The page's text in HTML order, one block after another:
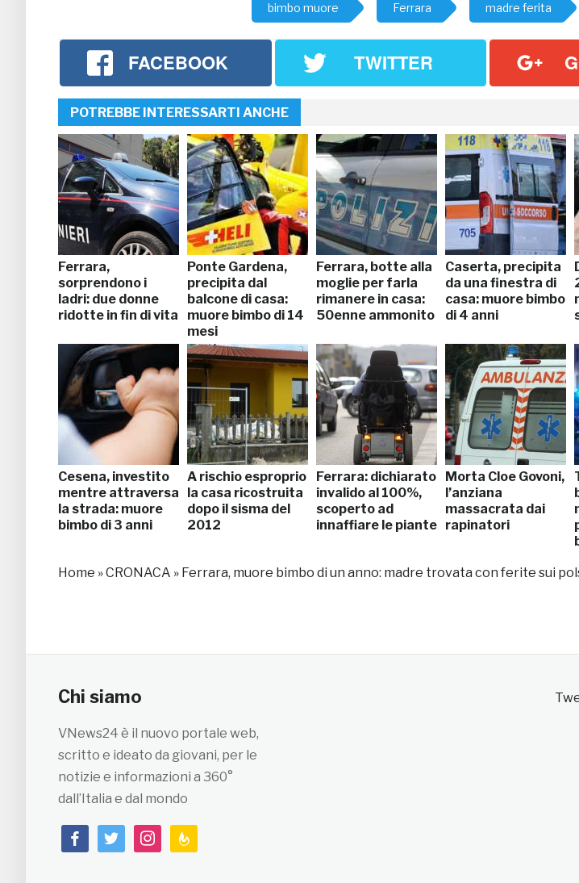
bimbo muore Ferrara madre ferita
FACEBOOK TWITTER
POTREBBE INTERESSARTI ANCHE
Ferrara,
sorprendono i
ladri: due donne
ridotte in fin di vita
Ponte Gardena,
precipita dal
balcone di casa:
muore bimbo di 14
mesi
Ferrara, botte alla
moglie per farla
rimanere in casa:
50enne ammonito
Caserta, precipita
da una finestra di
casa: muore bimbo
di 4 anni
Cesena, investito
mentre attraversa
la strada: muore
bimbo di 3 anni
A rischio esproprio
la casa ricostruita
dopo il sisma del
2012
Ferrara: dichiarato
invalido al 100%,
scoperto ad
innaffiare le piante
Morta Cloe Govoni,
l’anziana
massacrata dai
rapinatori
Home »CRONACA » Ferrara, muore bimbo di un anno: madre trovata con ferite sui
Chi siamo
VNews24 è il nuovo portale web,
scritto e ideato da giovani, per le
notizie e informazioni a 360°
dall’Italia e dal mondo
facebooktwitterinstagramfeedburner